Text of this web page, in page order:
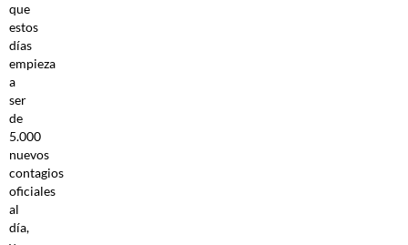
que
estos
días
empieza
a
ser
de
5.000
nuevos
contagios
oficiales
al
día,